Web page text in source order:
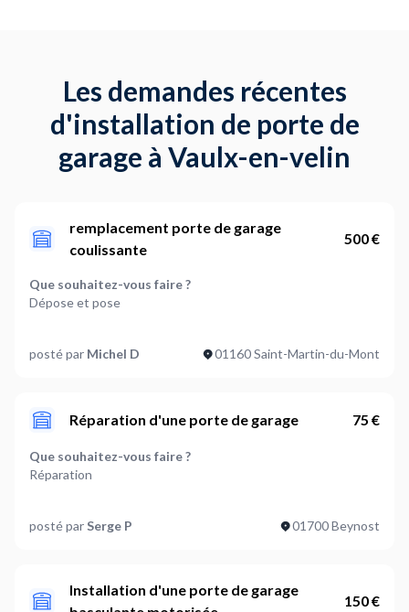
Les demandes récentes
d'installation de porte de
garage à Vaulx-en-velin
remplacement porte de garage
coulissante
500 €
Que souhaitez-vous faire ?
Dépose et pose
Coulissante
A définir ensemble
Est-ce qu'il faut prévoir des travaux sur le support ?
A définir ensemble
Oui
posté par Michel D 01160 Saint-Martin-du-Mont
Réparation d'une porte de garage 75 €
Que souhaitez-vous faire ?
Réparation
Basculante
Aluminium
posté par Serge P 01700 Beynost
Installation d'une porte de garage
150 €